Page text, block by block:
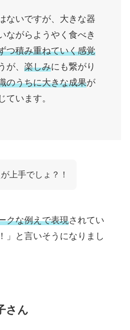
ないですが、大きな器
ながらようやく食べき
つ積み重ねていく感覚
が、 楽しみにも繋がり
のうちに大きな成果が
ています。
上手でしょ？！
クな例えで表現されてい
」と言いそうになりまし
さん